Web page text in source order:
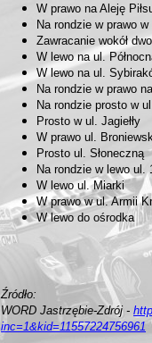
W prawo na Aleję
Na rondzie w prawo
Zawracanie wokół
W lewo na ul.
W lewo na ul.
Na rondzie w prawo
Na rondzie prosto w
Prosto w ul. Jagiełły
W prawo ul.
Prosto ul. Słoneczną
Na rondzie w lewo ul.
W lewo ul. Miarki
W prawo w ul. Armii
W lewo do ośrodka
Źródło:
WORD Jastrzębie-Zdrój -
inc=1&kid=11557224756961